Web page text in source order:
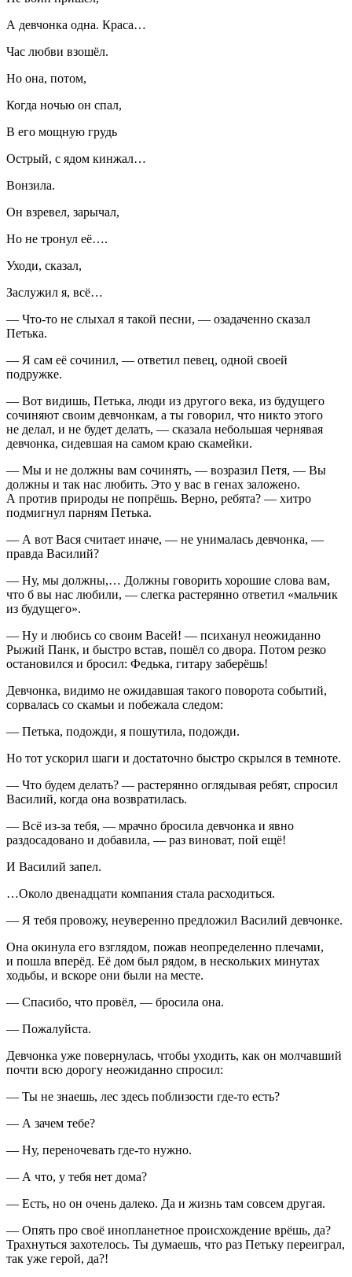
А девчонка одна. Краса…
Час любви взошёл.
Но она, потом,
Когда ночью он спал,
В его мощную грудь
Острый, с ядом кинжал…
Вонзила.
Он взревел, зарычал,
Но не тронул её….
Уходи, сказал,
Заслужил я, всё…
— Что-то не слыхал я такой песни, — озадаченно сказал
Петька.
— Я сам её сочинил, — ответил певец, одной своей
подружке.
— Вот видишь, Петька, люди из другого века, из будущего
сочиняют своим девчонкам, а ты говорил, что никто этого
не делал, и не будет делать, — сказала небольшая чернявая
девчонка, сидевшая на самом краю скамейки.
— Мы и не должны вам сочинять, — возразил Петя, — Вы
должны и так нас любить. Это у вас в генах заложено.
А против природы не попрёшь. Верно, ребята? — хитро
подмигнул парням Петька.
— А вот Вася считает иначе, — не унималась девчонка, —
правда Василий?
— Ну, мы должны,… Должны говорить хорошие слова вам,
что б вы нас любили, — слегка растерянно ответил «мальчик
из будущего».
— Ну и любись со своим Васей! — психанул неожиданно
Рыжий Панк, и быстро встав, пошёл со двора. Потом резко
остановился и бросил: Федька, гитару заберёшь!
Девчонка, видимо не ожидавшая такого поворота событий,
сорвалась со скамьи и побежала следом:
— Петька, подожди, я пошутила, подожди.
Но тот ускорил шаги и достаточно быстро скрылся в темноте.
— Что будем делать? — растерянно оглядывая ребят, спросил
Василий, когда она возвратилась.
— Всё из-за тебя, — мрачно бросила девчонка и явно
раздосадовано и добавила, — раз виноват, пой ещё!
И Василий запел.
…Около двенадцати компания стала расходиться.
— Я тебя провожу, неуверенно предложил Василий девчонке.
Она окинула его взглядом, пожав неопределенно плечами,
и пошла вперёд. Её дом был рядом, в нескольких минутах
ходьбы, и вскоре они были на месте.
— Спасибо, что провёл, — бросила она.
— Пожалуйста.
Девчонка уже повернулась, чтобы уходить, как он молчавший
почти всю дорогу неожиданно спросил:
— Ты не знаешь, лес здесь поблизости где-то есть?
— А зачем тебе?
— Ну, переночевать где-то нужно.
— А что, у тебя нет дома?
— Есть, но он очень далеко. Да и жизнь там совсем другая.
— Опять про своё инопланетное происхождение врёшь, да?
Трахнуться захотелось. Ты думаешь, что раз Петьку переиграл,
так уже герой, да?!